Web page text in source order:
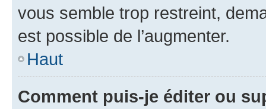
vous semble trop restreint,
est possible de l’augmenter.
Haut
Comment puis-je éditer ou